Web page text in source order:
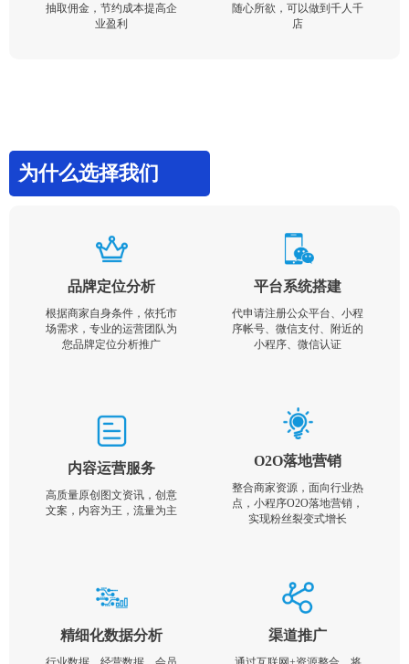
抽取佣金，节约成本提高企
业盈利
随心所欲，可以做到千人千
店
为什么选择我们
品牌定位分析
根据商家自身条件，依托市
场需求，专业的运营团队为
您品牌定位分析推广
平台系统搭建
代申请注册公众平台、小程
序帐号、微信支付、附近的
小程序、微信认证
内容运营服务
高质量原创图文资讯，创意
文案，内容为王，流量为主
O2O落地营销
整合商家资源，面向行业热
点，小程序O2O落地营销，
实现粉丝裂变式增长
精细化数据分析 渠道推广